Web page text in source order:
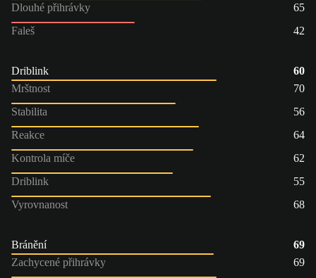
Dlouhé přihrávky
65
Faleš
42
Driblink
60
Mrštnost
70
Stabilita
56
Reakce
64
Kontrola míče
62
Driblink
55
Vyrovnanost
68
Bránění
69
Zachycené přihrávky
69